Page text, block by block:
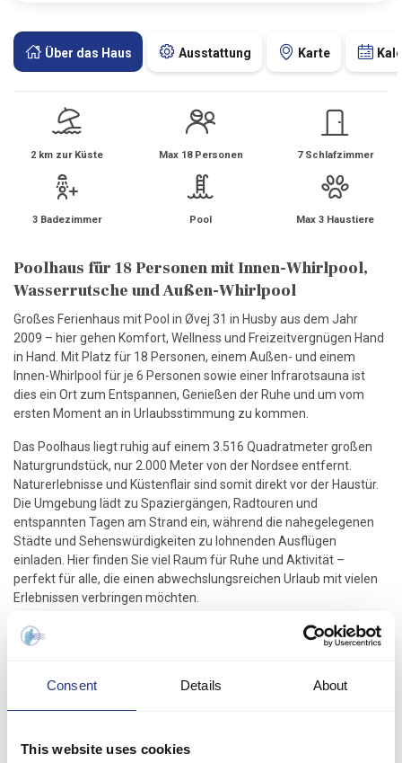
Consent Details About
This website uses cookies
Über das Haus Ausstattung Karte
2 km zur Küste Max 18 Personen 7 Schlafzimmer
3 Badezimmer Pool Max 3 Haustiere
Poolhaus für 18 Personen mit Innen-Whirlpool,
Wasserrutsche und Außen-Whirlpool
Großes Ferienhaus mit Pool in Øvej 31 in Husby aus dem Jahr
2009 – hier gehen Komfort, Wellness und Freizeitvergnügen Hand
in Hand. Mit Platz für 18 Personen, einem Außen- und einem
Innen-Whirlpool für je 6 Personen sowie einer Infrarotsauna ist
dies ein Ort zum Entspannen, Genießen der Ruhe und um vom
ersten Moment an in Urlaubsstimmung zu kommen.
Das Poolhaus liegt ruhig auf einem 3.516 Quadratmeter großen
Naturgrundstück, nur 2.000 Meter von der Nordsee entfernt.
Naturerlebnisse und Küstenflair sind somit direkt vor der Haustür.
Die Umgebung lädt zu Spaziergängen, Radtouren und
entspannten Tagen am Strand ein, während die nahegelegenen
Städte und Sehenswürdigkeiten zu lohnenden Ausflügen
einladen. Hier finden Sie viel Raum für Ruhe und Aktivität –
perfekt für alle, die einen abwechslungsreichen Urlaub mit vielen
Erlebnissen verbringen möchten.
Im Inneren erwartet Sie ein helles und geräumiges Haus mit 250
Quadratmetern Wohnfläche, 7 Schlafzimmern und 3
genießen kann. Die vier Zimmer mit Doppelbetten bieten
größere Familien. Die Küche ist bestens ausgestattet mit